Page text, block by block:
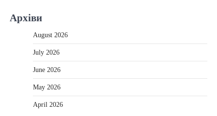
Архіви
August 2026
July 2026
June 2026
May 2026
April 2026